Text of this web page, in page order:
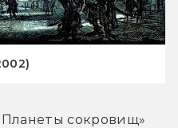
сокровищ»